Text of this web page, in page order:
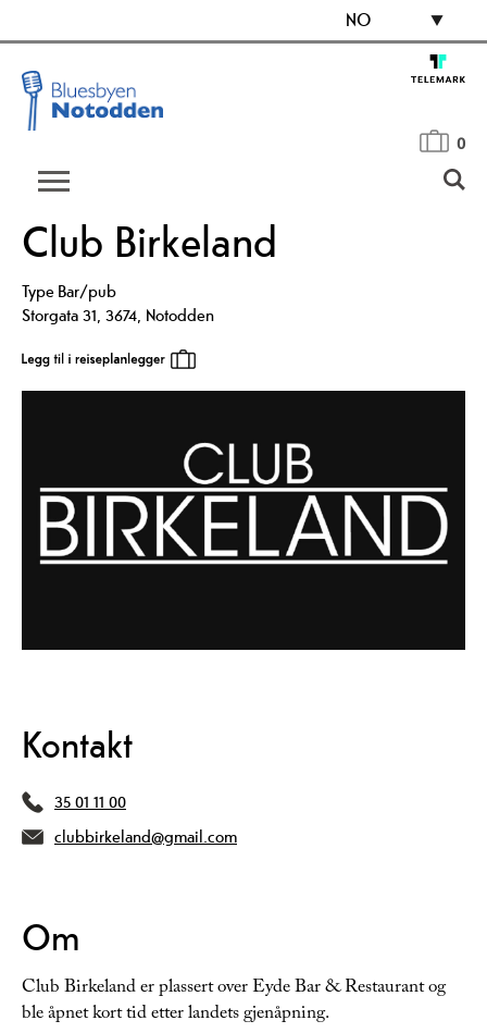
NO
0
Club Birkeland
TypeBar/pub
Storgata 31, 3674, Notodden
Kontakt
35 01 11 00
clubbirkeland@gmail.com
Om
Club Birkeland er plassert over Eyde Bar & Restaurant og
ble åpnet kort tid etter landets gjenåpning.